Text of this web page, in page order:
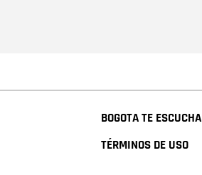
BOGOTA TE ESCUCHA
TÉRMINOS DE USO